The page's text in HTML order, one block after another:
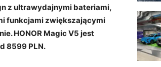
z ultrawydajnymi bateriami,
funkcjami zwiększającymi
HONOR Magic V5 jest
8599 PLN.